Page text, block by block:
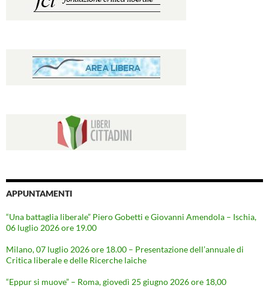
APPUNTAMENTI
“Una battaglia liberale” Piero Gobetti e Giovanni Amendola – Ischia,
06 luglio 2026 ore 19.00
Milano, 07 luglio 2026 ore 18.00 – Presentazione dell’annuale di
Critica liberale e delle Ricerche laiche
“Eppur si muove” – Roma, giovedì 25 giugno 2026 ore 18,00